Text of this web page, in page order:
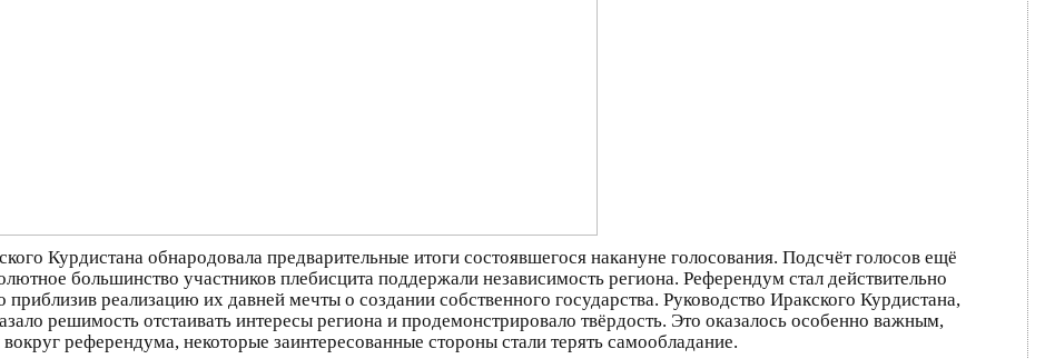
Курдистана обнародовала предварительные итоги состоявшегося накануне голосования. Подсчёт голосов ещё
большинство участников плебисцита поддержали независимость региона. Референдум стал действительно
реализацию их давней мечты о создании собственного государства. Руководство Иракского Курдистана,
решимость отстаивать интересы региона и продемонстрировало твёрдость. Это оказалось особенно важным,
референдума, некоторые заинтересованные стороны стали терять самообладание.